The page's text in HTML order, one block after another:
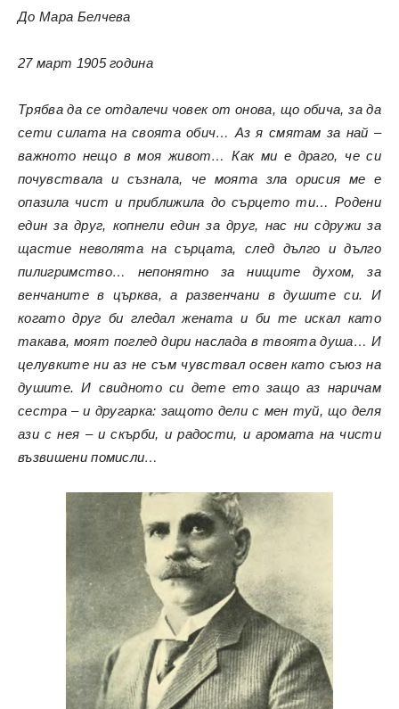
До Мара Белчева
27 март 1905 година
Трябва да се отдалечи човек от онова, що обича, за да
сети силата на своята обич… Аз я смятам за най –
важното нещо в моя живот… Как ми е драго, че си
почувствала и съзнала, че моята зла орисия ме е
опазила чист и приближила до сърцето ти… Родени
един за друг, копнели един за друг, нас ни сдружи за
щастие неволята на сърцата, след дълго и дълго
пилигримство… непонятно за нищите духом, за
венчаните в църква, а развенчани в душите си. И
когато друг би гледал жената и би те искал като
такава, моят поглед дири наслада в твоята душа… И
целувките ни аз не съм чувствал освен като съюз на
душите. И свидното си дете ето защо аз наричам
сестра – и другарка: защото дели с мен туй, що деля
ази с нея – и скърби, и радости, и аромата на чисти
възвишени помисли…